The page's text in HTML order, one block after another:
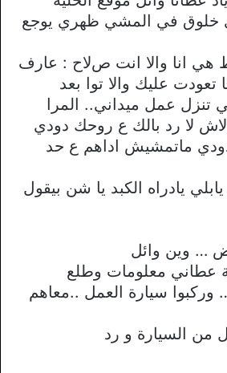
خلوق في المشي ظهري يوجع
هي انا واﻻ انت صﻻح : عارف
تعودت عليك واﻻ توا بعد
عمل ميداني.. المرا
ﻻ رد بالك ع روحك دودي
ماتمشيش اداهم ع حد
يادراه الكبد يا شن بيقول
… وين وائل
معلومات وطلع
سيارة العمل ..معاهم
من السيارة و رد